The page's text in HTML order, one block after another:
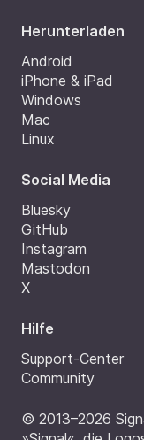
Herunterladen
Android
iPhone & iPad
Windows
Mac
Linux
Social Media
Bluesky
GitHub
Instagram
Mastodon
X
Hilfe
Support-Center
Community
© 2013–2026